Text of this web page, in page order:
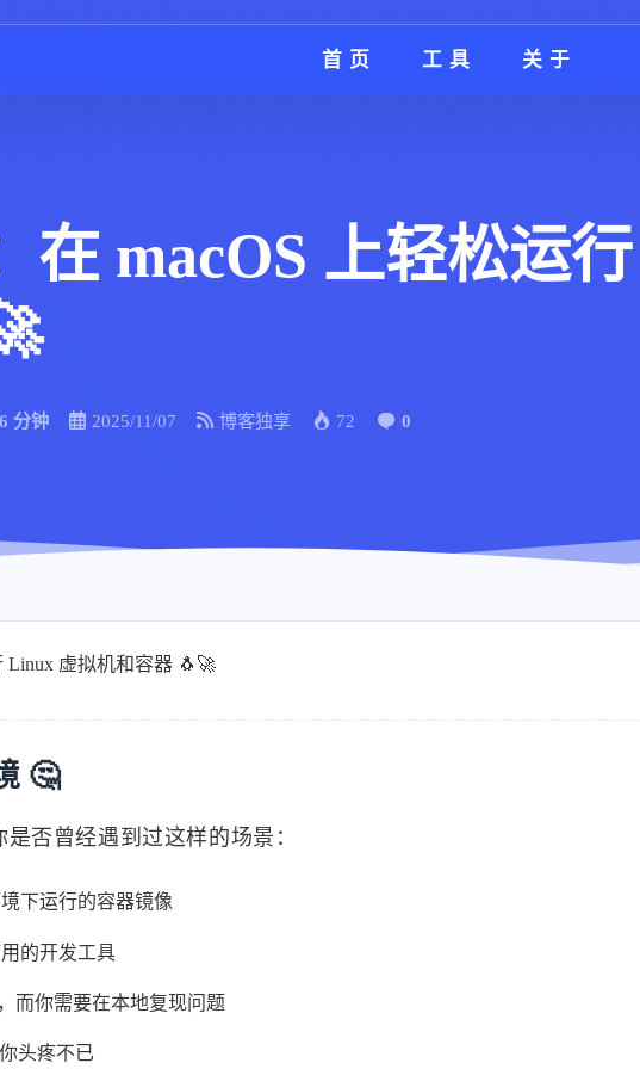
首页 工具 关于
在 macOS 上轻松运
分钟 2025/11/07 博客独享 72 0
Linux 虚拟机和容器 🐧🚀
🤔
否曾经遇到过这样的场景：
下运行的容器镜像
的开发工具
而你需要在本地复现问题
头疼不已